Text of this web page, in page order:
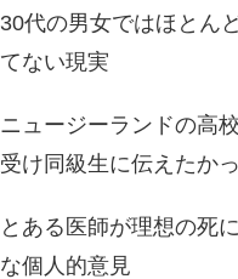
30代の男女ではほとん
てない現実
ニュージーランドの高
受け同級生に伝えたか
とある医師が理想の死
な個人的意見